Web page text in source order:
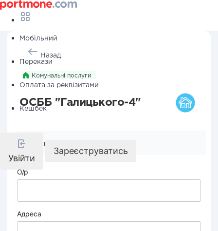
Мобільний
Перекази
Оплата за реквізитами
Кешбек
Увійти
Зареєструватись
Назад
Комунальні послуги
ОСББ "Галицького-4"
Реквізити компанії
О/р
Адреса